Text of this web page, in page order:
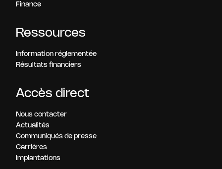
Finance
Ressources
Information réglementée
Résultats financiers
Accès direct
Nous contacter
Actualités
Communiqués de presse
Carrières
Implantations